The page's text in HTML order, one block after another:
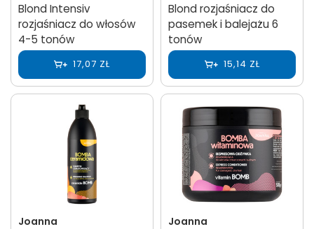
Blond Intensiv
rozjaśniacz do włosów
4-5 tonów
17,07 ZŁ
Blond rozjaśniacz do
pasemek i balejażu 6
tonów
15,14 ZŁ
Joanna Joanna